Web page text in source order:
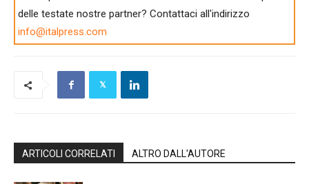
delle testate nostre partner? Contattaci all'indirizzo
info@italpress.com
ARTICOLI CORRELATI ALTRO DALL'AUTORE